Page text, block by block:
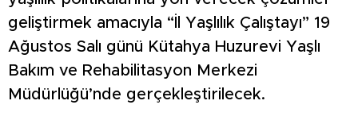
geliştirmek amacıyla “İl Yaşlılık Çalıştayı” 19
Ağustos Salı günü Kütahya Huzurevi Yaşlı
Bakım ve Rehabilitasyon Merkezi
Müdürlüğü’nde gerçekleştirilecek.